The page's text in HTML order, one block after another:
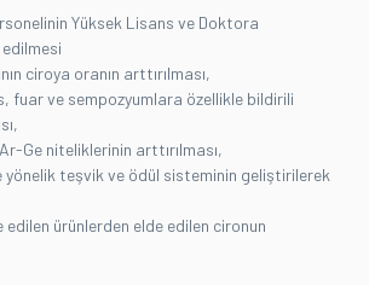
Yüksek Lisans ve Doktora
ciroya oranın arttırılması,
fuar ve sempozyumlara özellikle bildirili
Ge niteliklerinin arttırılması,
yönelik teşvik ve ödül sisteminin geliştirilerek
edilen ürünlerden elde edilen cironun